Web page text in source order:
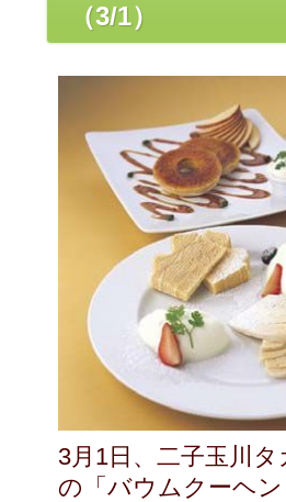
主宰・平岩理緒プロフィール
（3/1）
3月1日、二子玉川
の「バウムクーヘ